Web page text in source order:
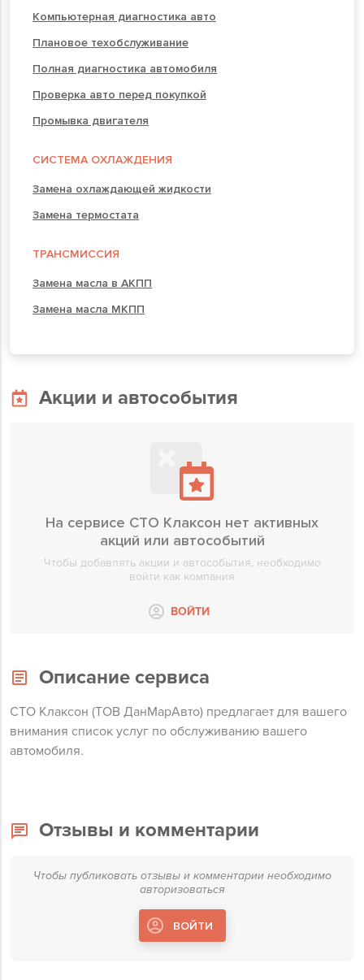
Компьютерная диагностика авто
Плановое техобслуживание
Полная диагностика автомобиля
Проверка авто перед покупкой
Промывка двигателя
СИСТЕМА ОХЛАЖДЕНИЯ
Замена охлаждающей жидкости
Замена термостата
ТРАНСМИССИЯ
Замена масла в АКПП
Замена масла МКПП
Акции и автособытия
На сервисе СТО Клаксон нет активных
акций или автособытий
Чтобы добавлять акции и автособытия, необходимо
войти как компания
ВОЙТИ
Описание сервиса
СТО Клаксон (ТОВ ДанМарАвто) предлагает для вашего
внимания список услуг по обслуживанию вашего
автомобиля.
Отзывы и комментарии
Чтобы публиковать отзывы и комментарии необходимо
авторизоваться
ВОЙТИ